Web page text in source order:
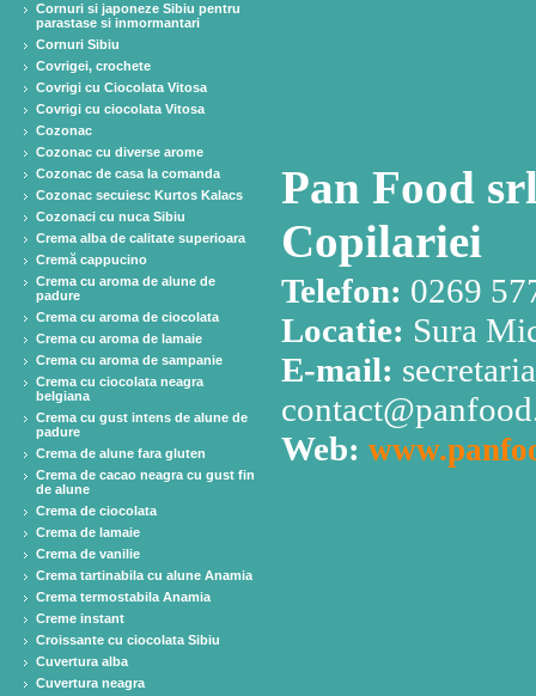
Cornuri si japoneze Sibiu pentru
parastase si inmormantari
Cornuri Sibiu
Covrigei, crochete
Covrigi cu Ciocolata Vitosa
Covrigi cu ciocolata Vitosa
Cozonac
Cozonac cu diverse arome
Cozonac de casa la comanda
Cozonac secuiesc Kurtos Kalacs
Cozonaci cu nuca Sibiu
Crema alba de calitate superioara
Cremă cappucino
Crema cu aroma de alune de
padure
Crema cu aroma de ciocolata
Crema cu aroma de lamaie
Crema cu aroma de sampanie
Crema cu ciocolata neagra
belgiana
Crema cu gust intens de alune de
padure
Crema de alune fara gluten
Crema de cacao neagra cu gust fin
de alune
Crema de ciocolata
Crema de lamaie
Crema de vanilie
Crema tartinabila cu alune Anamia
Crema termostabila Anamia
Creme instant
Croissante cu ciocolata Sibiu
Cuvertura alba
Cuvertura neagra
Pan Food
Copilariei
Telefon: 0269
Locatie: Sura
E-mail:
Web: